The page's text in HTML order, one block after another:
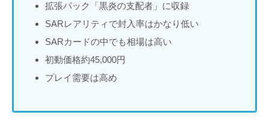
拡張パック「黒炎の支配者」に収録
SARレアリティで封入率はかなり低い
SARカードの中でも相場は高い
初動価格約45,000円
プレイ需要は高め